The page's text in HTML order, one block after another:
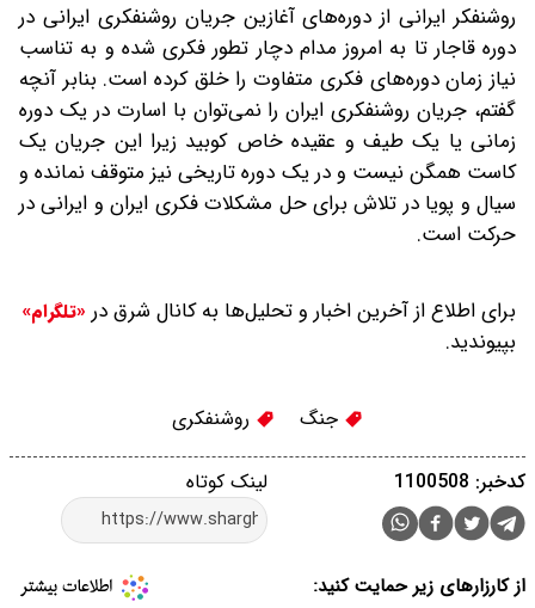
روشنفکر ایرانی از دوره‌های آغازین جریان روشنفکری ایرانی در
دوره قاجار تا به امروز مدام دچار تطور فکری شده و به تناسب
نیاز زمان دوره‌های فکری متفاوت را خلق کرده است. بنابر آنچه
گفتم، جریان روشنفکری ایران را نمی‌توان با اسارت در یک دوره
زمانی یا یک طیف و عقیده خاص کوبید زیرا این جریان یک
کاست همگن نیست و در یک دوره تاریخی نیز متوقف نمانده و
سیال و پویا در تلاش برای حل مشکلات فکری ایران و ایرانی در
حرکت است.
برای اطلاع از آخرین اخبار و تحلیل‌ها به کانال شرق در «تلگرام»
بپیوندید.
جنگ روشنفکری
لینک کوتاه کدخبر: 1100508
از کارزارهای زیر حمایت کنید: